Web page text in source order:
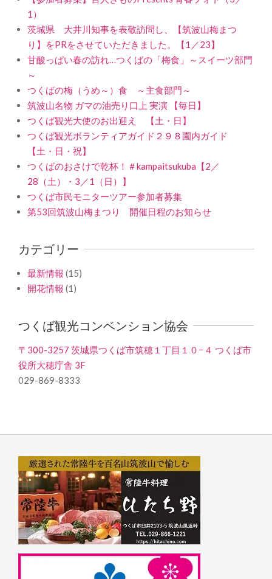
1）
茨城県 大井川知事を表敬訪問し、【筑波山梅まつ
り】をPRをさせていただきました。【1／23】
甘酸っぱい春の訪れ…つくばの「梅食」～スイーツ部門
～
つくばの梅（うめ～）食 ～主食部門～
筑波山名物 ガマの油売り口上 実演 【毎日】
つくば観光大使のお出迎え 【土・日】
つくば観光ボランティアガイド２９８園内ガイド
【土・日・祝】
つくばのおさけで乾杯！＃kampaitsukuba【2／
28（土）・3／1（日）】
つくば市民モニターツアー参加者募集
第53回筑波山梅まつり 開催日程のお知らせ
カテゴリー
最新情報 (15)
開花情報 (1)
つくば観光コンベンション協会
〒300-3257 茨城県つくば市筑穂１丁目１０−４ つくば市
役所大穂庁舎 3F
029-869-8333